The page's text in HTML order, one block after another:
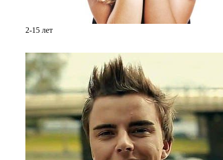
2-15 лет